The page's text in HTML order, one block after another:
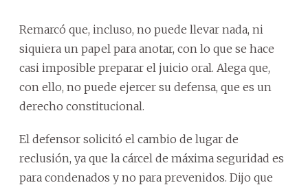
Remarcó que, incluso, no puede llevar nada, ni
siquiera un papel para anotar, con lo que se hace
casi imposible preparar el juicio oral. Alega que,
con ello, no puede ejercer su defensa, que es un
derecho constitucional.
El defensor solicitó el cambio de lugar de
reclusión, ya que la cárcel de máxima seguridad es
para condenados y no para prevenidos. Dijo que